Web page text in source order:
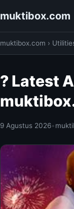
muktibox.com
muktibox.com ›
? Latest
9 Agustus 2026•